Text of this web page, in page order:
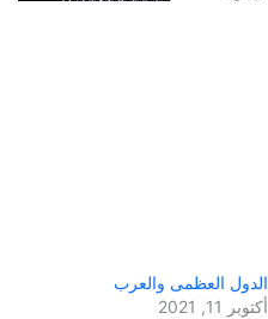
الدول العظمى والعرب
أكتوبر 11, 2021